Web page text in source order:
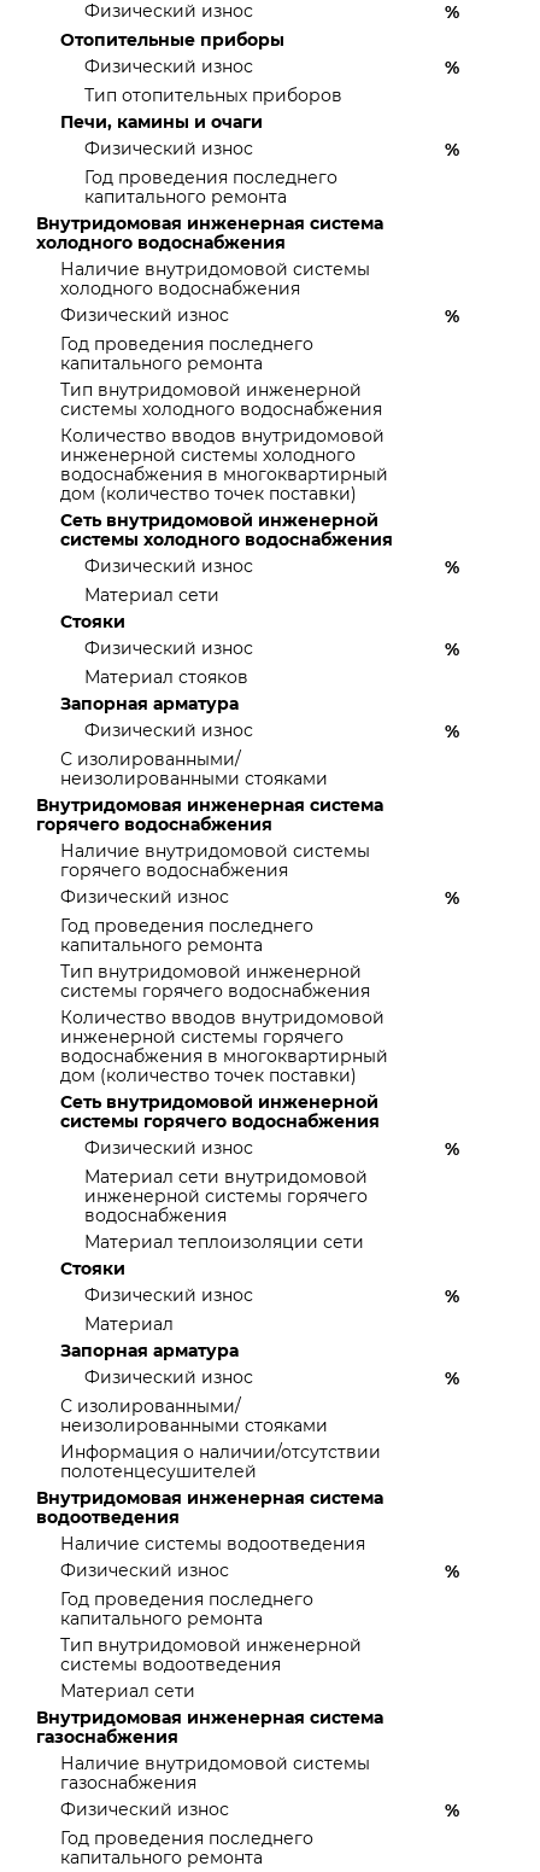
Физический износ
%
Отопительные приборы
Физический износ
%
Тип отопительных приборов
Печи, камины и очаги
Физический износ
%
Год проведения последнего
капитального ремонта
Внутридомовая инженерная система
холодного водоснабжения
Наличие внутридомовой системы
холодного водоснабжения
Физический износ
%
Год проведения последнего
капитального ремонта
Тип внутридомовой инженерной
системы холодного водоснабжения
Количество вводов внутридомовой
инженерной системы холодного
водоснабжения в многоквартирный
дом (количество точек поставки)
Сеть внутридомовой инженерной
системы холодного водоснабжения
Физический износ
%
Материал сети
Стояки
Физический износ
%
Материал стояков
Запорная арматура
Физический износ
%
С изолированными/
неизолированными стояками
Внутридомовая инженерная система
горячего водоснабжения
Наличие внутридомовой системы
горячего водоснабжения
Физический износ
%
Год проведения последнего
капитального ремонта
Тип внутридомовой инженерной
системы горячего водоснабжения
Количество вводов внутридомовой
инженерной системы горячего
водоснабжения в многоквартирный
дом (количество точек поставки)
Сеть внутридомовой инженерной
системы горячего водоснабжения
Физический износ
%
Материал сети внутридомовой
инженерной системы горячего
водоснабжения
Материал теплоизоляции сети
Стояки
Физический износ
%
Материал
Запорная арматура
Физический износ
%
С изолированными/
неизолированными стояками
Информация о наличии/отсутствии
полотенцесушителей
Внутридомовая инженерная система
водоотведения
Наличие системы водоотведения
Физический износ
%
Год проведения последнего
капитального ремонта
Тип внутридомовой инженерной
системы водоотведения
Материал сети
Внутридомовая инженерная система
газоснабжения
Наличие внутридомовой системы
газоснабжения
Физический износ
%
Год проведения последнего
капитального ремонта